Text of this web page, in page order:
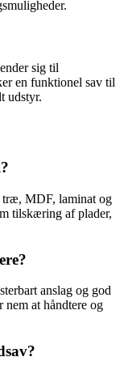
sig til
en funktionel sav til
udstyr.
træ, MDF, laminat og
tilskæring af plader,
anslag og god
at håndtere og